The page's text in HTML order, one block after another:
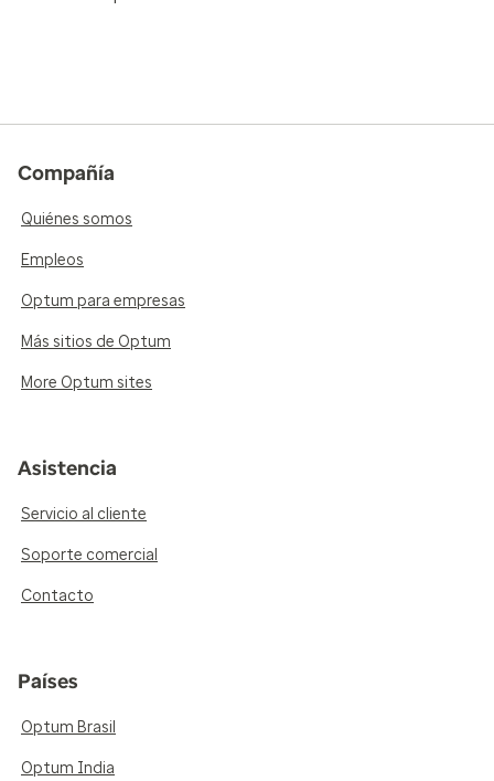
Compañía
Quiénes somos
Empleos
Optum para empresas
Más sitios de Optum
More Optum sites
Asistencia
Servicio al cliente
Soporte comercial
Contacto
Países
Optum Brasil
Optum India